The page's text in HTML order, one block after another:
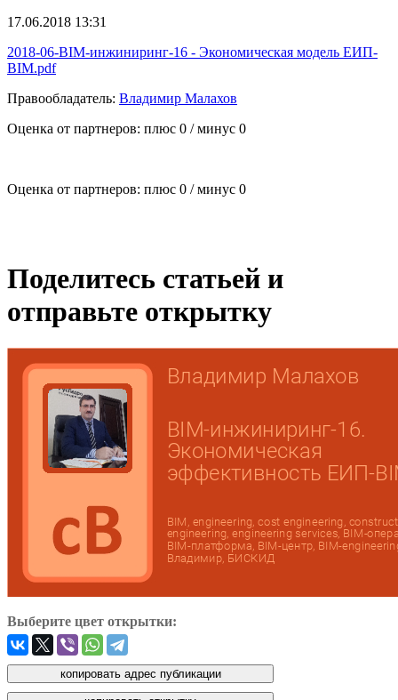
17.06.2018 13:31
2018-06-BIM-инжиниринг-16 - Экономическая модель ЕИП-
BIM.pdf
Правообладатель: Владимир Малахов
Оценка от партнеров: плюс 0 / минус 0
Оценка от партнеров: плюс 0 / минус 0
Поделитесь статьей и
отправьте открытку
Выберите цвет открытки: